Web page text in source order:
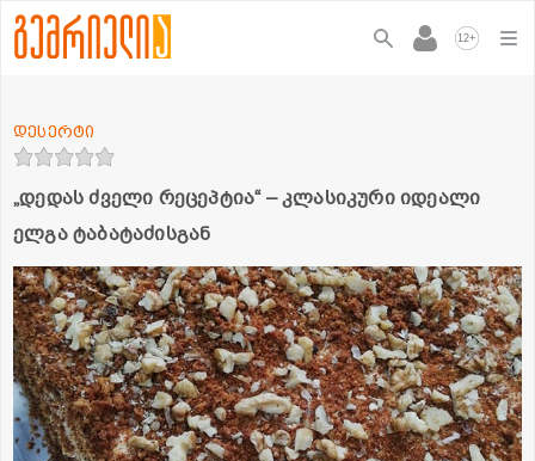
12+
„დედას ძველი რეცეპტია“ – კლასიკური იდეალი
ელგა ტაბატაძისგან
დესერტი